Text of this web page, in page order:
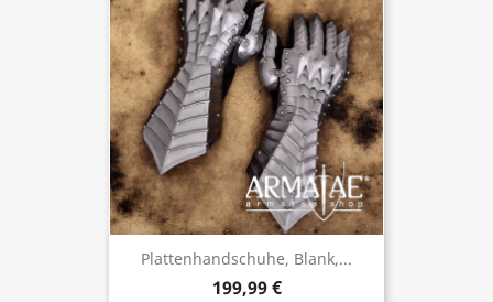
Plattenhandschuhe, Blank,...
199,99 €